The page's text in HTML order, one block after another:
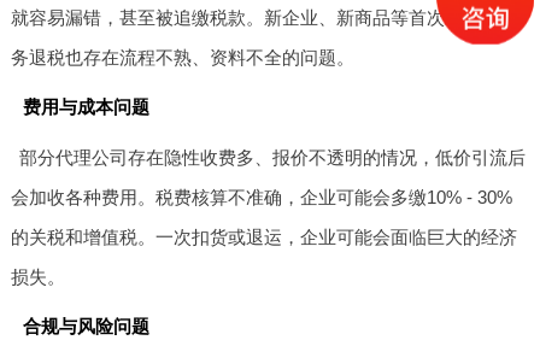
就容易漏错，甚至被追缴税款。新企业、新商品等首次或特殊业
务退税也存在流程不熟、资料不全的问题。
费用与成本问题
部分代理公司存在隐性收费多、报价不透明的情况，低价引流后
会加收各种费用。税费核算不准确，企业可能会多缴10% - 30%
的关税和增值税。一次扣货或退运，企业可能会面临巨大的经济
损失。
合规与风险问题